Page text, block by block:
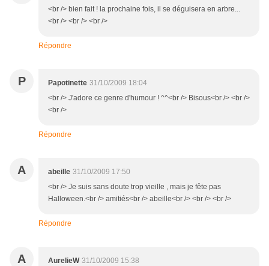
<br /> bien fait ! la prochaine fois, il se déguisera en arbre...
<br /> <br /> <br />
Répondre
P Papotinette 31/10/2009 18:04
<br /> J'adore ce genre d'humour ! ^^<br /> Bisous<br /> <br />
<br />
Répondre
A abeille 31/10/2009 17:50
<br /> Je suis sans doute trop vieille , mais je fête pas
Halloween.<br /> amitiés<br /> abeille<br /> <br /> <br />
Répondre
A AurelieW 31/10/2009 15:38